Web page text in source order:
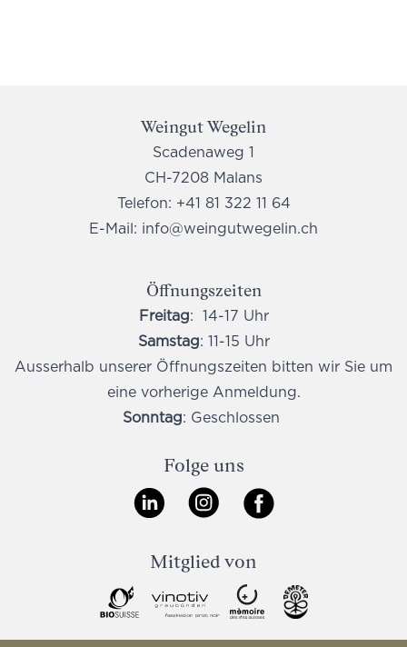
Weingut Wegelin
Scadenaweg 1
CH-7208 Malans
Telefon: +41 81 322 11 64
E-Mail: info@weingutwegelin.ch
Öffnungszeiten
Freitag: 14-17 Uhr
Samstag: 11-15 Uhr
Ausserhalb unserer Öffnungszeiten bitten wir Sie um
eine vorherige Anmeldung.
Sonntag: Geschlossen
Folge uns
Mitglied von